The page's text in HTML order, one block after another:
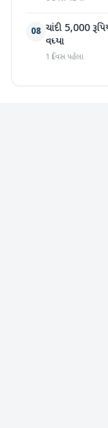
08 ચાંદી 5,000
વધ્યા
1 દિવસ પહેલા